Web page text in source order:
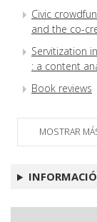
Civic
and the co-
Servitization
: a content
Book reviews
MOSTRAR